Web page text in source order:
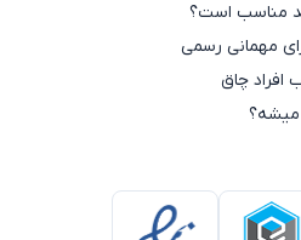
یا انواع
می‌سازد.
ست کردن با گردنبندهای
قد مناسب است؟
مهمانی رسمی
افراد چاق
میشه؟